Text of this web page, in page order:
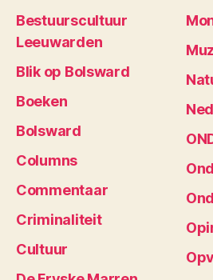
Bestuurscultuur
Leeuwarden
Blik op Bolsward
Boeken
Bolsward
Columns
Commentaar
Criminaliteit
Cultuur